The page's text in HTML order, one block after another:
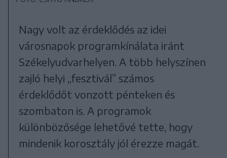
Nagy volt az érdeklődés az idei
városnapok programkínálata iránt
Székelyudvarhelyen. A több helyszínen
zajló helyi „fesztivál” számos
érdeklődőt vonzott pénteken és
szombaton is. A programok
különbözősége lehetővé tette, hogy
mindenik korosztály jól érezze magát.